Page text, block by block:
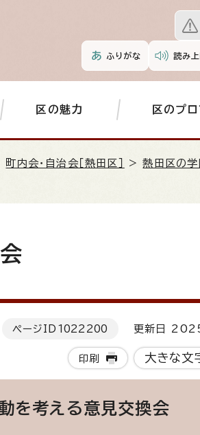
ふりがな 読み
区の魅力 区のプ
町内会・自治会［熱田区］ >熱田区の
ページID 1022200 更新日
印刷 大きな文
を考える意見交換会